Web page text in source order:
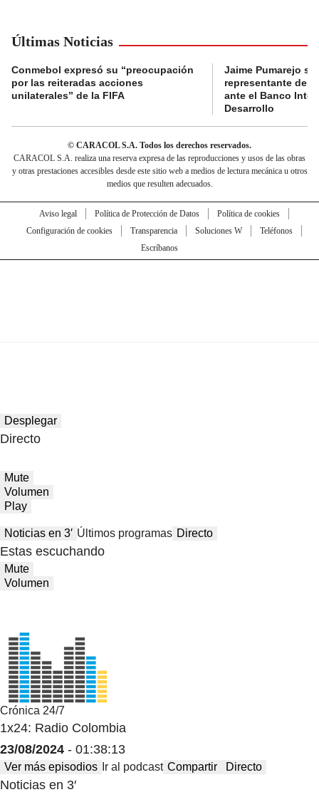
Últimas Noticias
Conmebol expresó su “preocupación
por las reiteradas acciones
unilaterales” de la FIFA
Jaime Pumarejo
representante de
ante el Banco
Desarrollo
© CARACOL S.A. Todos los derechos reservados.
CARACOL S.A. realiza una reserva expresa de las reproducciones y usos de las obras
y otras prestaciones accesibles desde este sitio web a medios de lectura mecánica u otros
medios que resulten adecuados.
Aviso legal Política de Protección de Datos
Política de cookies
Configuración de cookies
Transparencia Soluciones W
Teléfonos
Escríbanos
Desplegar
Directo
Mute
Volumen
Play
Noticias en 3′ Últimos programas Directo
Estas escuchando
Mute
Volumen
Crónica 24/7
1x24: Radio Colombia
23/08/2024 - 01:38:13
Ver más episodios Ir al podcast Compartir Directo
Noticias en 3′